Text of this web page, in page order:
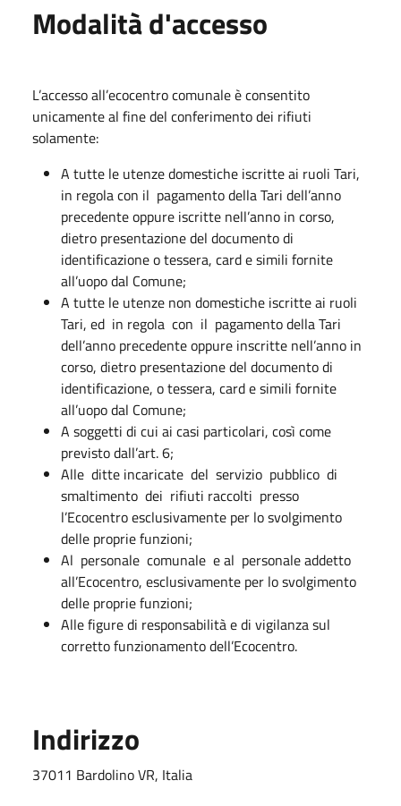
Modalità d'accesso
L’accesso all’ecocentro comunale è consentito
unicamente al fine del conferimento dei rifiuti
solamente:
A tutte le utenze domestiche iscritte ai ruoli Tari,
in regola con il pagamento della Tari dell’anno
precedente oppure iscritte nell’anno in corso,
dietro presentazione del documento di
identificazione o tessera, card e simili fornite
all’uopo dal Comune;
A tutte le utenze non domestiche iscritte ai ruoli
Tari, ed in regola con il pagamento della Tari
dell’anno precedente oppure inscritte nell’anno in
corso, dietro presentazione del documento di
identificazione, o tessera, card e simili fornite
all’uopo dal Comune;
A soggetti di cui ai casi particolari, così come
previsto dall’art. 6;
Alle ditte incaricate del servizio pubblico di
smaltimento dei rifiuti raccolti presso
l’Ecocentro esclusivamente per lo svolgimento
delle proprie funzioni;
Al personale comunale e al personale addetto
all’Ecocentro, esclusivamente per lo svolgimento
delle proprie funzioni;
Alle figure di responsabilità e di vigilanza sul
corretto funzionamento dell’Ecocentro.
Indirizzo
37011 Bardolino VR, Italia